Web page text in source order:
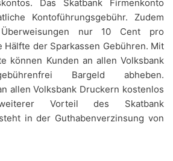
Das Skatbank Firmenkonto
Kontoführungsgebühr. Zudem
nur 10 Cent pro
Hälfte der Sparkassen Gebühren. Mit
können Kunden an allen Volksbank
Bargeld abheben.
allen Volksbank Druckern kostenlos
Vorteil des Skatbank
in der Guthabenverzinsung von